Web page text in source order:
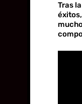
Tras